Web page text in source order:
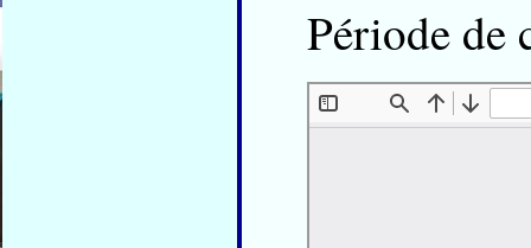
Période de